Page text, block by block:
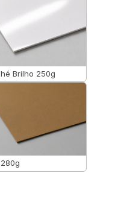
Brilho 250g